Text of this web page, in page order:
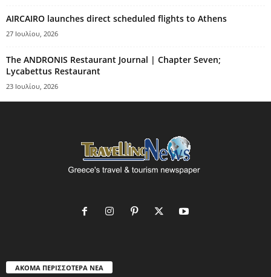
AIRCAIRO launches direct scheduled flights to Athens
27 Ιουλίου, 2026
The ANDRONIS Restaurant Journal | Chapter Seven;
Lycabettus Restaurant
23 Ιουλίου, 2026
ΑΚΟΜΑ ΠΕΡΙΣΣΟΤΕΡΑ ΝΕΑ